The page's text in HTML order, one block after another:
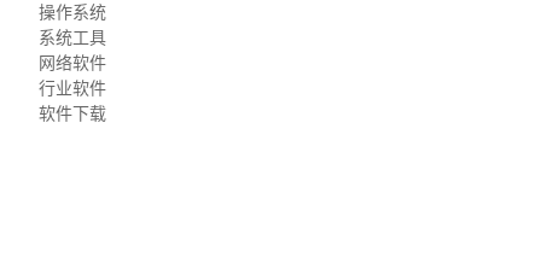
操作系统
系统工具
网络软件
行业软件
软件下载